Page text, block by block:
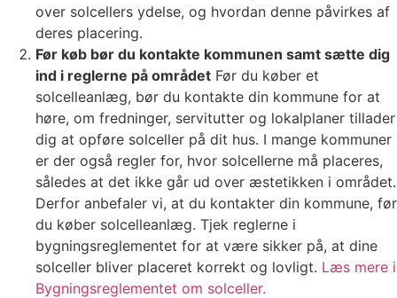
over solcellers ydelse, og hvordan denne påvirkes af
deres placering.
Før køb bør du kontakte kommunen samt sætte dig
ind i reglerne på området Før du køber et
solcelleanlæg, bør du kontakte din kommune for at
høre, om fredninger, servitutter og lokalplaner tillader
dig at opføre solceller på dit hus. I mange kommuner
er der også regler for, hvor solcellerne må placeres,
således at det ikke går ud over æstetikken i området.
Derfor anbefaler vi, at du kontakter din kommune, før
du køber solcelleanlæg. Tjek reglerne i
bygningsreglementet for at være sikker på, at dine
solceller bliver placeret korrekt og lovligt. Læs mere i
Bygningsreglementet om solceller.